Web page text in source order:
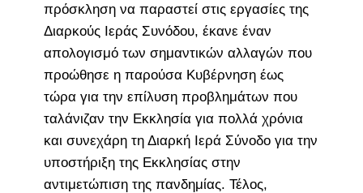
πρόσκληση να παραστεί στις εργασίες της
Διαρκούς Ιεράς Συνόδου, έκανε έναν
απολογισμό των σημαντικών αλλαγών που
προώθησε η παρούσα Κυβέρνηση έως
τώρα για την επίλυση προβλημάτων που
ταλάνιζαν την Εκκλησία για πολλά χρόνια
και συνεχάρη τη Διαρκή Ιερά Σύνοδο για την
υποστήριξη της Εκκλησίας στην
αντιμετώπιση της πανδημίας. Τέλος,